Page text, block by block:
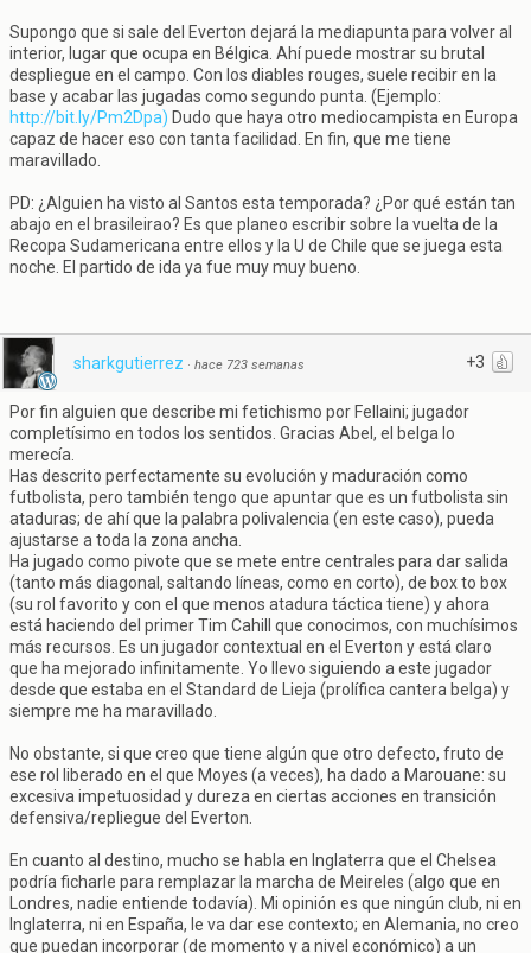
Supongo que si sale del Everton dejará la mediapunta para volver al
interior, lugar que ocupa en Bélgica. Ahí puede mostrar su brutal
despliegue en el campo. Con los diables rouges, suele recibir en la
base y acabar las jugadas como segundo punta. (Ejemplo:
http://bit.ly/Pm2Dpa) Dudo que haya otro mediocampista en Europa
capaz de hacer eso con tanta facilidad. En fin, que me tiene
maravillado.
PD: ¿Alguien ha visto al Santos esta temporada? ¿Por qué están tan
abajo en el brasileirao? Es que planeo escribir sobre la vuelta de la
Recopa Sudamericana entre ellos y la U de Chile que se juega esta
noche. El partido de ida ya fue muy muy bueno.
+3
sharkgutierrez · hace 723 semanas
Por fin alguien que describe mi fetichismo por Fellaini; jugador
completísimo en todos los sentidos. Gracias Abel, el belga lo
merecía.
Has descrito perfectamente su evolución y maduración como
futbolista, pero también tengo que apuntar que es un futbolista sin
ataduras; de ahí que la palabra polivalencia (en este caso), pueda
ajustarse a toda la zona ancha.
Ha jugado como pivote que se mete entre centrales para dar salida
(tanto más diagonal, saltando líneas, como en corto), de box to box
(su rol favorito y con el que menos atadura táctica tiene) y ahora
está haciendo del primer Tim Cahill que conocimos, con muchísimos
más recursos. Es un jugador contextual en el Everton y está claro
que ha mejorado infinitamente. Yo llevo siguiendo a este jugador
desde que estaba en el Standard de Lieja (prolífica cantera belga) y
siempre me ha maravillado.
No obstante, si que creo que tiene algún que otro defecto, fruto de
ese rol liberado en el que Moyes (a veces), ha dado a Marouane: su
excesiva impetuosidad y dureza en ciertas acciones en transición
defensiva/repliegue del Everton.
En cuanto al destino, mucho se habla en Inglaterra que el Chelsea
podría ficharle para remplazar la marcha de Meireles (algo que en
Londres, nadie entiende todavía). Mi opinión es que ningún club, ni en
Inglaterra, ni en España, le va dar ese contexto; en Alemania, no creo
que puedan incorporar (de momento y a nivel económico) a un